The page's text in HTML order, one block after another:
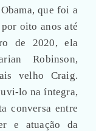
que foi a
oito anos até
de 2020, ela
Robinson,
velho Craig.
lo na íntegra,
conversa entre
e atuação da